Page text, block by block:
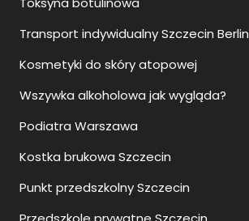
Transport indywidualny Szczecin Berlin
Kosmetyki do skóry atopowej
Wszywka alkoholowa jak wygląda?
Podiatra Warszawa
Kostka brukowa Szczecin
Punkt przedszkolny Szczecin